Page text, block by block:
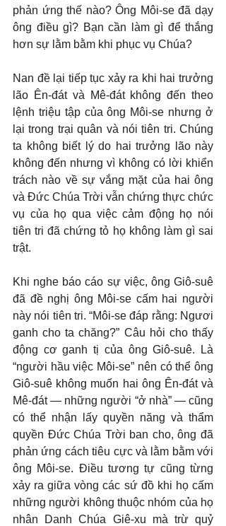
phản ứng thế nào? Ông Môi-se đã dạy
ông điều gì? Bạn cần làm gì để thắng
hơn sự lằm bằm khi phục vụ Chúa?
Nan đề lại tiếp tục xảy ra khi hai trưởng
lão Ên-đát và Mê-đát không đến theo
lệnh triệu tập của ông Môi-se nhưng ở
lại trong trại quân và nói tiên tri. Chúng
ta không biết lý do hai trưởng lão này
không đến nhưng vì không có lời khiển
trách nào về sự vắng mặt của hai ông
và Đức Chúa Trời vẫn chứng thực chức
vụ của họ qua việc cảm động họ nói
tiên tri đã chứng tỏ họ không làm gì sai
trật.
Khi nghe báo cáo sự việc, ông Giô-suê
đã đề nghị ông Môi-se cấm hai người
này nói tiên tri. “Môi-se đáp rằng: Ngươi
ganh cho ta chăng?” Câu hỏi cho thấy
động cơ ganh tị của ông Giô-suê. Là
“người hầu việc Môi-se” nên có thể ông
Giô-suê không muốn hai ông Ên-đát và
Mê-đát — những người “ở nhà” — cũng
có thể nhận lấy quyền năng và thẩm
quyền Đức Chúa Trời ban cho, ông đã
phản ứng cách tiêu cực và lằm bằm với
ông Môi-se. Điều tương tự cũng từng
xảy ra giữa vòng các sứ đồ khi họ cấm
những người không thuộc nhóm của họ
nhân Danh Chúa Giê-xu mà trừ quỷ